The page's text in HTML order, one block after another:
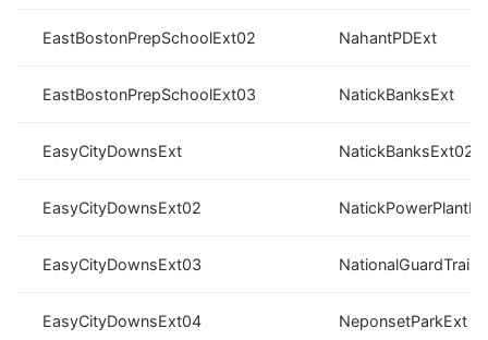
EastBostonPrepSchoolExt02 NahantPDExt
EastBostonPrepSchoolExt03 NatickBanksExt
EasyCityDownsExt NatickBanksExt02
EasyCityDownsExt02
EasyCityDownsExt03
EasyCityDownsExt04 NeponsetParkExt